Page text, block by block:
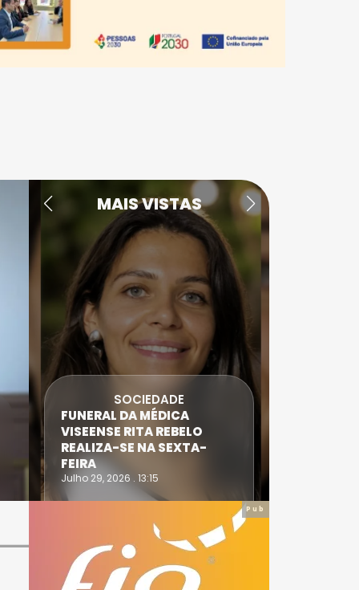
MAIS VISTAS
SOCIEDADE
FUNERAL DA MÉDICA
VISEENSE RITA REBELO
REALIZA-SE NA SEXTA-
FEIRA
Julho 29, 2026 . 13:15
Pub